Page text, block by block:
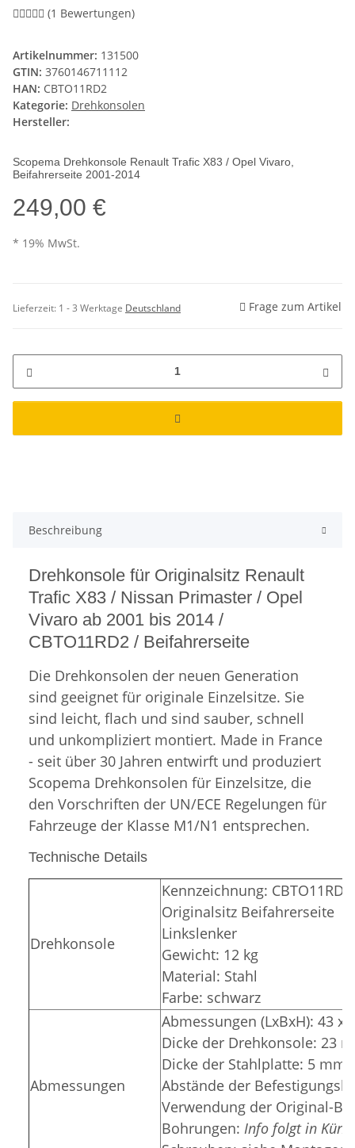
(1 Bewertungen)
Artikelnummer: 131500
GTIN: 3760146711112
HAN: CBTO11RD2
Kategorie: Drehkonsolen
Hersteller:
Scopema Drehkonsole Renault Trafic X83 / Opel Vivaro,
Beifahrerseite 2001-2014
249,00 €
* 19% MwSt.
Lieferzeit: 1 - 3 Werktage Deutschland Frage zum Artikel
Beschreibung
Drehkonsole für Originalsitz Renault
Trafic X83 / Nissan Primaster / Opel
Vivaro ab 2001 bis 2014 /
CBTO11RD2 / Beifahrerseite
Die Drehkonsolen der neuen Generation
sind geeignet für originale Einzelsitze. Sie
sind leicht, flach und sind sauber, schnell
und unkompliziert montiert. Made in France
- seit über 30 Jahren entwirft und produziert
Scopema Drehkonsolen für Einzelsitze, die
den Vorschriften der UN/ECE Regelungen für
Fahrzeuge der Klasse M1/N1 entsprechen.
Technische Details
Drehkonsole
Kennzeichnung: CBTO11RD2
Originalsitz Beifahrerseite
Linkslenker
Gewicht: 12 kg
Material: Stahl
Farbe: schwarz
Abmessungen
Abmessungen (LxBxH): 43 x
Dicke der Drehkonsole: 23
Dicke der Stahlplatte: 5 mm
Abstände der
Verwendung der Original-
Bohrungen: Info folgt in Kürze